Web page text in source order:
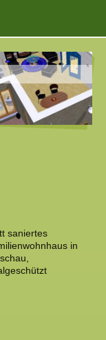
saniertes
in